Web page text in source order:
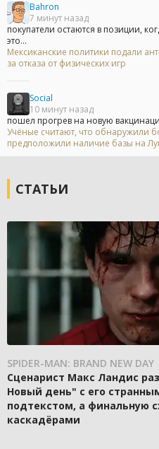
Bahron
7 минут назад
покупатели остаются в позиции,
это...
Мексиканские политики подали
за отказа от физических игр
Social
10 минут назад
пошел прогрев на новую
Учёные считают, что обнаружили
предположили наличие базы на
СТАТЬИ
SPIDER-MAN: BRAND NEW DAY
Сценарист Макс Ландис
Новый день" с его
подтекстом, а финальную
каскадёрами